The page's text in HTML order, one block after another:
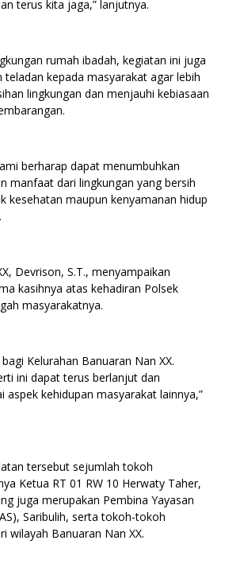
terus kita jaga,” lanjutnya.
rumah ibadah, kegiatan ini juga
kepada masyarakat agar lebih
lingkungan dan menjauhi kebiasaan
berharap dapat menumbuhkan
manfaat dari lingkungan yang bersih
kesehatan maupun kenyamanan hidup
Devrison, S.T., menyampaikan
kasihnya atas kehadiran Polsek
masyarakatnya.
Kelurahan Banuaran Nan XX.
ini dapat terus berlanjut dan
aspek kehidupan masyarakat lainnya,”
tersebut sejumlah tokoh
Ketua RT 01 RW 10 Herwaty Taher,
juga merupakan Pembina Yayasan
Saribulih, serta tokoh-tokoh
wilayah Banuaran Nan XX.